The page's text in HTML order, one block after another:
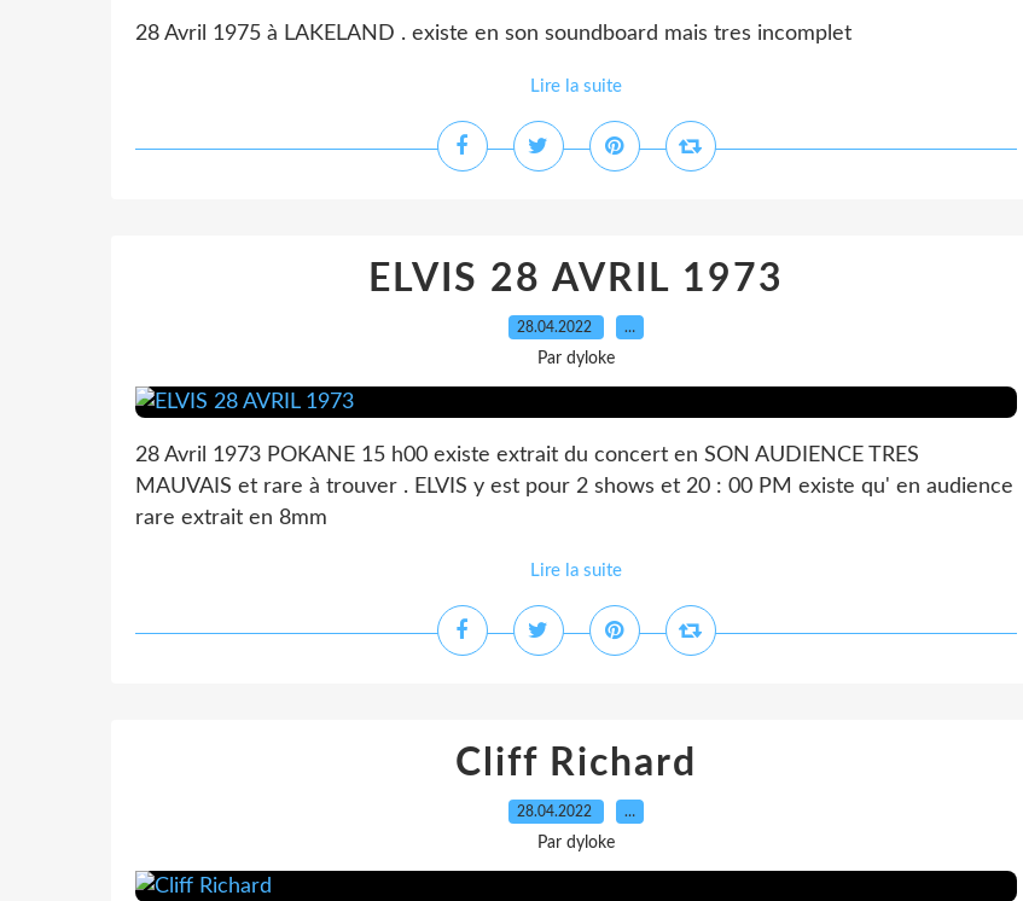
28 Avril 1975 à LAKELAND . existe en son soundboard mais tres incomplet
Lire la suite
ELVIS 28 AVRIL 1973
28.04.2022 …
Par dyloke
28 Avril 1973 POKANE 15 h00 existe extrait du concert en SON AUDIENCE TRES
MAUVAIS et rare à trouver . ELVIS y est pour 2 shows et 20 : 00 PM existe qu' en audience
rare extrait en 8mm
Lire la suite
Cliff Richard
28.04.2022 …
Par dyloke